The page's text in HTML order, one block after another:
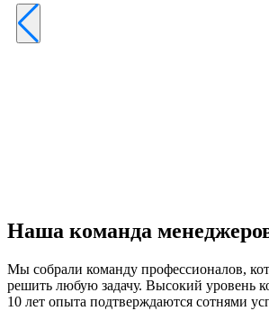
Наша команда
Мы собрали команду профессионалов,
решить любую задачу. Высокий уровень
10 лет опыта подтверждаются сотнями